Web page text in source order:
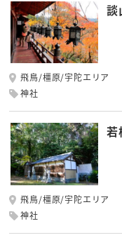
談
飛鳥/橿原/宇陀エリア
神社
若
飛鳥/橿原/宇陀エリア
神社